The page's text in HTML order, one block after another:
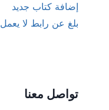
إضافة كتاب جديد
بلغ عن رابط لا يعمل
تواصل معنا